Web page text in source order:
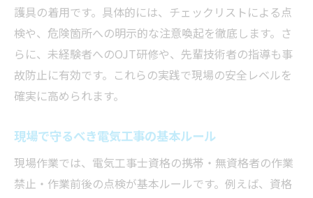
電気工事の安全管理に求められる視点
電気工事の安全管理で重要な現場視点とは
小規模工事現場で意識すべきリスク評価法
現場リーダーが実践する安全対策のポイン
ト
電気工事の事故を防ぐための現場教育
安全管理強化に役立つ電気工事士の知識
護具の着用です。具体的には、チェックリストによる点
検や、危険箇所への明示的な注意喚起を徹底します。さ
らに、未経験者へのOJT研修や、先輩技術者の指導も事
故防止に有効です。これらの実践で現場の安全レベルを
確実に高められます。
現場で守るべき電気工事の基本ルール
現場作業では、電気工事士資格の携帯・無資格者の作業
禁止・作業前後の点検が基本ルールです。例えば、資格